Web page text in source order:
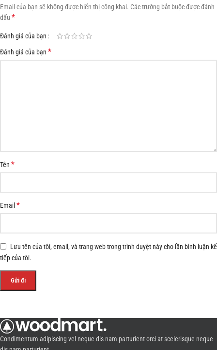
Email của bạn sẽ không được hiển thị công khai. Các trường bắt buộc được đánh
dấu *
Đánh giá của bạn
Đánh giá của bạn *
Tên *
Email*
Lưu tên của tôi, email, và trang web trong trình duyệt này cho lần bình luận kế
tiếp của tôi.
Condimentum adipiscing vel neque dis nam parturient orci at scelerisque neque